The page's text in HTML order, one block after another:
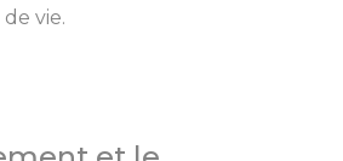
vie.